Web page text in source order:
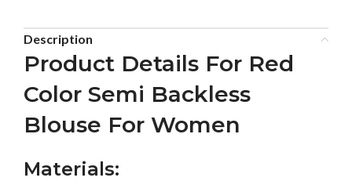
Description
Product Details For Red
Color Semi Backless
Blouse For Women
Materials: